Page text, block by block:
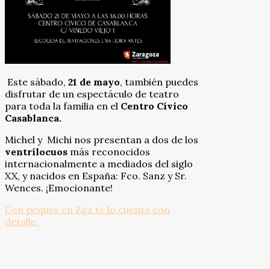
Este sábado, 21 de mayo, también puedes
disfrutar de un espectáculo de teatro
para toda la familia en el Centro Cívico
Casablanca.
Michel y Michi nos presentan a dos de los
ventrílocuos más reconocidos
internacionalmente a mediados del siglo
XX, y nacidos en España: Fco. Sanz y Sr.
Wences. ¡Emocionante!
Con peques en Zgz te lo cuenta con
detalle.